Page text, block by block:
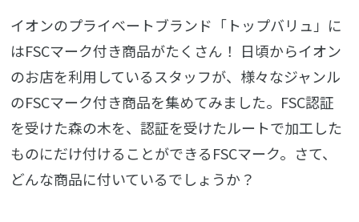
イオンのプライベートブランド「トップバリュ」に
はFSCマーク付き商品がたくさん！ 日頃からイオン
のお店を利用しているスタッフが、様々なジャンル
のFSCマーク付き商品を集めてみました。FSC認証
を受けた森の木を、認証を受けたルートで加工した
ものにだけ付けることができるFSCマーク。さて、
どんな商品に付いているでしょうか？